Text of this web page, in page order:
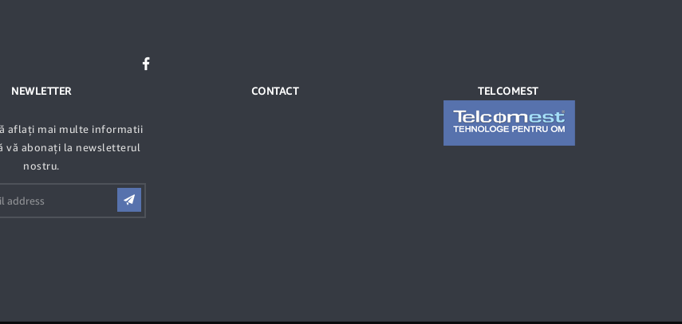
NEWLETTER
aflați mai multe informatii
vă abonați la newsletterul
nostru.
CONTACT TELCOMEST